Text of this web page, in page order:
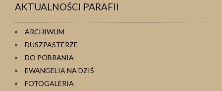
AKTUALNOŚCI PARAFII
ARCHIWUM
DUSZPASTERZE
DO POBRANIA
EWANGELIA NA DZIŚ
FOTOGALERIA